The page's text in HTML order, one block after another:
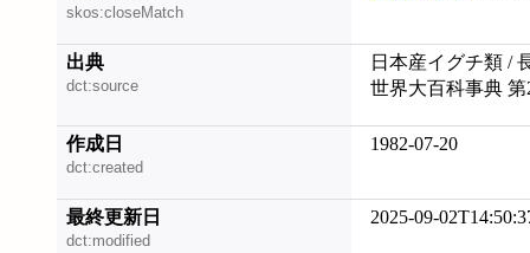
skos:closeMatch
出典
dct:source
日本産イグチ類 /
世界大百科事典 第
作成日
dct:created
1982-07-20
最終更新日
dct:modified
2025-09-